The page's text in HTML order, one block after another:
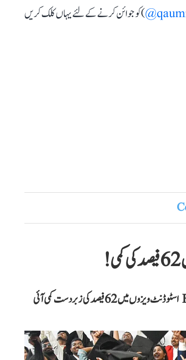
) کو جوائن کرنے کے لئے یہاں کلک کریں
نئے اعداد و شمار کے مطابق، داخلوں کے سیزن میں ہندوستانی طلباء کو F-1 اسٹوڈنٹ ویزوں میں 62 فیصد کی زبردست کمی آئی